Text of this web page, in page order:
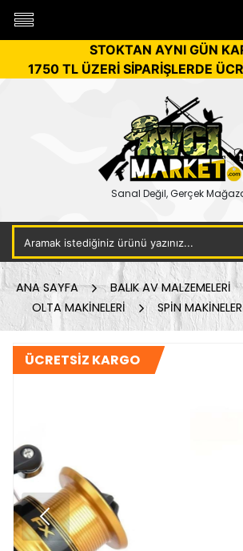
STOKTAN AYNI GÜN
1750 TL ÜZERİ SİPARİŞLERDE
Sanal Değil, Gerçek
ANA SAYFA
BALIK AV MALZEMELERİ
OLTA MAKİNELERİ
SPİN
ÜCRETSİZ KARGO